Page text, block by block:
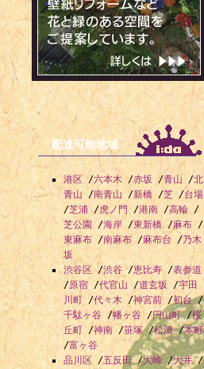
配達可能地域
港区/六本木 /赤坂 /青山 /北
青山 /南青山 /新橋 /芝 /台場
/芝浦/虎ノ門 /港南 /高輪 /
芝公園
/海岸 /東新橋/麻布/
東麻布 /南麻布 /麻布台 /乃木
坂
渋谷区 /渋谷 /恵比寿/表参道
/原宿 /代官山 /道玄坂 /宇田
川町 /代々木 /神宮前 /初台/
千駄ヶ谷 /幡ヶ谷/円山町/桜
丘町 /神南 /笹塚/松濤/本町
/富ヶ谷
品川区 /五反田/大崎 /大井/